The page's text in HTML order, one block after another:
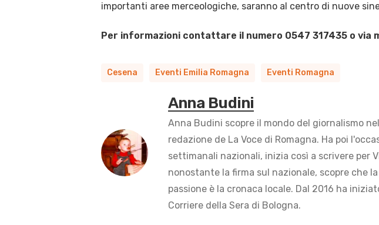
importanti aree merceologiche, saranno al centro di nuove
Per informazioni contattare il numero 0547 317435 o via
Cesena Eventi Emilia Romagna Eventi Romagna
Anna Budini
Anna Budini scopre il mondo del giornalismo
redazione de La Voce di Romagna. Ha poi
settimanali nazionali, inizia così a scrivere per
nonostante la firma sul nazionale, scopre che
passione è la cronaca locale. Dal 2016 ha
Corriere della Sera di Bologna.